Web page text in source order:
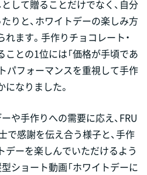
して贈ることだけでなく、自分
りと、ホワイトデーの楽しみ方
ます。手作りチョコレート・
との1位には「価格が手頃であ
パフォーマンスを重視して手作
なりました。
や手作りへの需要に応え、FRU
で感謝を伝え合う様子と、手作
デーを楽しんでいただけるよう
ショート動画「ホワイトデーに